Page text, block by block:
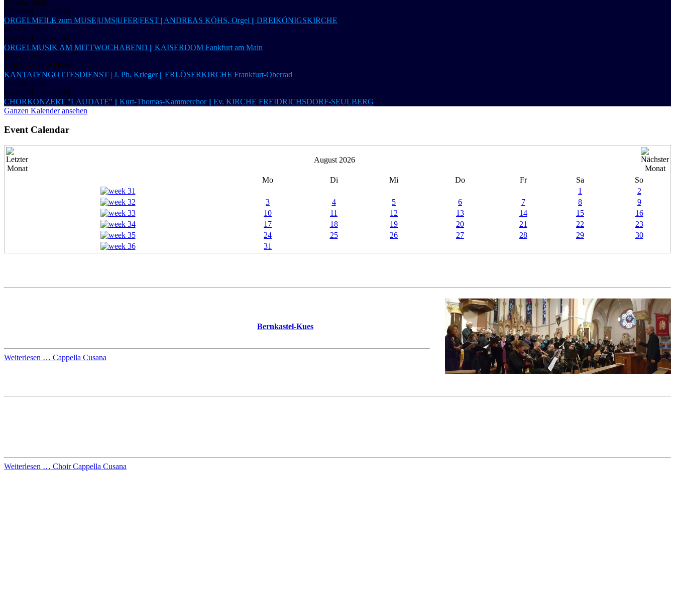
29 Aug. 2026;
05:00PM - 05:30PM
ORGELMEILE zum MUSE|UMS|UFER|FEST | ANDREAS KÖHS, Orgel || DREIKÖNIGSKIRCHE
09 Sep. 2026;
06:00PM - 06:30PM
ORGELMUSIK AM MITTWOCHABEND || KAISERDOM Fankfurt am Main
13 Sep. 2026;
11:00AM - 12:00PM
KANTATENGOTTESDIENST | J. Ph. Krieger || ERLÖSERKIRCHE Frankfurt-Oberrad
26 Sep. 2026;
05:00PM - 06:30PM
CHORKONZERT "LAUDATE" || Kurt-Thomas-Kammerchor || Ev. KIRCHE FREIDRICHSDORF-SEULBERG
Ganzen Kalender ansehen
Event Calendar
August 2026
Mo Di Mi Do Fr Sa
So
1
2
3
4 5 6 7 8
9
10
11 12 13 14 15
16
17
18 19 20 21 22
23
24
25 26 27 28 29
30
31
Der Chor besteht aus ca. 30 Sängerinnen und Sängern, die sich alljährlich inBernkastel-Kues
Weiterlesen … Cappella Cusana
Weiterlesen … Choir Cappella Cusana